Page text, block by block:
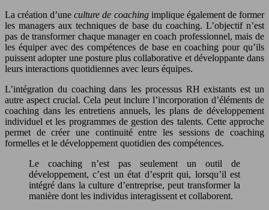
La création d’uneculture de coaching implique également de former
les managers aux techniques de base du coaching. L’objectif n’est
pas de transformer chaque manager en coach professionnel, mais de
les équiper avec des compétences de base en coaching pour qu’ils
puissent adopter une posture plus collaborative et développante dans
leurs interactions quotidiennes avec leurs équipes.
L’intégration du coaching dans les processus RH existants est un
autre aspect crucial. Cela peut inclure l’incorporation d’éléments de
coaching dans les entretiens annuels, les plans de développement
individuel et les programmes de gestion des talents. Cette approche
permet de créer une continuité entre les sessions de coaching
formelles et le développement quotidien des compétences.
Le coaching n’est pas seulement un outil de
développement, c’est un état d’esprit qui, lorsqu’il est
intégré dans la culture d’entreprise, peut transformer la
manière dont les individus interagissent et collaborent.